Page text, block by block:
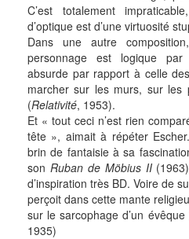
C’est totalement
d’optique est d’une virtuosité
Dans une autre
personnage est logique
absurde par rapport à celle
marcher sur les murs, sur les
(Relativité, 1953).
Et « tout ceci n’est rien
tête », aimait à répéter
brin de fantaisie à sa
son Ruban de Möbius II
d’inspiration très BD. Voire de
perçoit dans cette mante
sur le sarcophage d’un évêque
1935)